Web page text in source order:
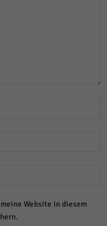
Website in diesem